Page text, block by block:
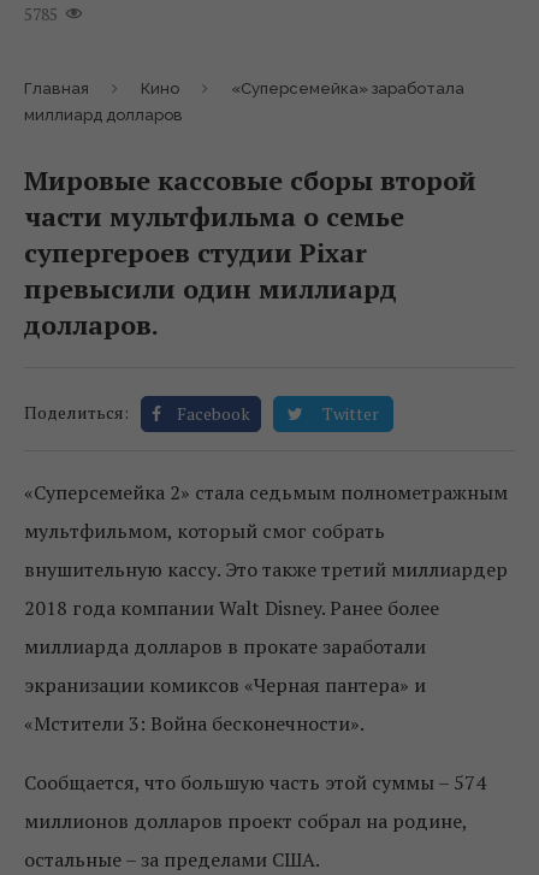
5785
Главная Кино
«Суперсемейка» заработала
миллиард долларов
Мировые кассовые сборы второй
части мультфильма о семье
супергероев студии Pixar
превысили один миллиард
долларов.
Поделиться: Facebook Twitter
«Суперсемейка 2» стала седьмым полнометражным
мультфильмом, который смог собрать
внушительную кассу. Это также третий миллиардер
2018 года компании Walt Disney. Ранее более
миллиарда долларов в прокате заработали
экранизации комиксов «Черная пантера» и
«Мстители 3: Война бесконечности».
Сообщается, что большую часть этой суммы – 574
миллионов долларов проект собрал на родине,
остальные – за пределами США.